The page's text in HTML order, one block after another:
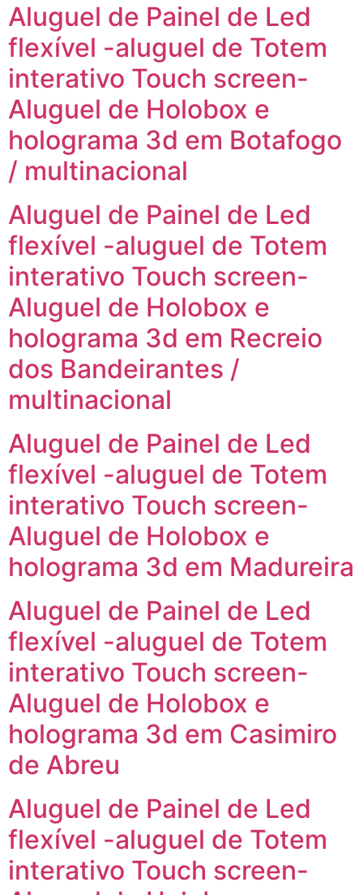
Aluguel de Painel de Led
flexível -aluguel de Totem
interativo Touch screen-
Aluguel de Holobox e
holograma 3d em Botafogo
/ multinacional
Aluguel de Painel de Led
flexível -aluguel de Totem
interativo Touch screen-
Aluguel de Holobox e
holograma 3d em Recreio
dos Bandeirantes /
multinacional
Aluguel de Painel de Led
flexível -aluguel de Totem
interativo Touch screen-
Aluguel de Holobox e
holograma 3d em Madureira
Aluguel de Painel de Led
flexível -aluguel de Totem
interativo Touch screen-
Aluguel de Holobox e
holograma 3d em Casimiro
de Abreu
Aluguel de Painel de Led
flexível -aluguel de Totem
interativo Touch screen-